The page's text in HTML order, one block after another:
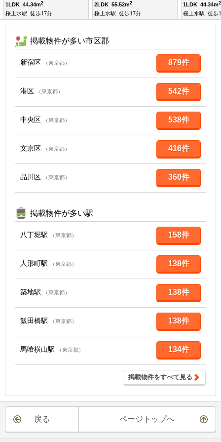
1LDK 44.34m2
桜上水駅 徒歩17分
2LDK 55.52m2
桜上水駅 徒歩17分
1LDK 44.34m2
桜上水駅 徒歩
掲載物件が多い市区郡
新宿区 （東京都） 879件
港区 （東京都） 542件
中央区 （東京都） 538件
文京区 （東京都） 416件
品川区 （東京都） 360件
掲載物件が多い駅
八丁堀駅 （東京都） 158件
人形町駅 （東京都） 138件
築地駅 （東京都） 138件
飯田橋駅 （東京都） 138件
馬喰横山駅 （東京都） 134件
掲載物件をすべて見る
戻る ページトップへ